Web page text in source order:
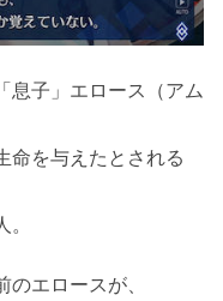
息子」エロース（アム
命を与えたとされる
エロースが、